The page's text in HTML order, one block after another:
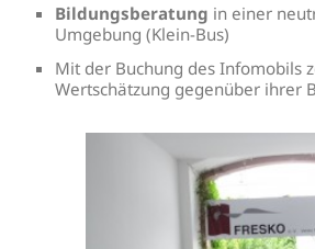
Bildungsberatung in einer
Umgebung (Klein-Bus)
Mit der Buchung des Infomobils
Wertschätzung gegenüber ihrer